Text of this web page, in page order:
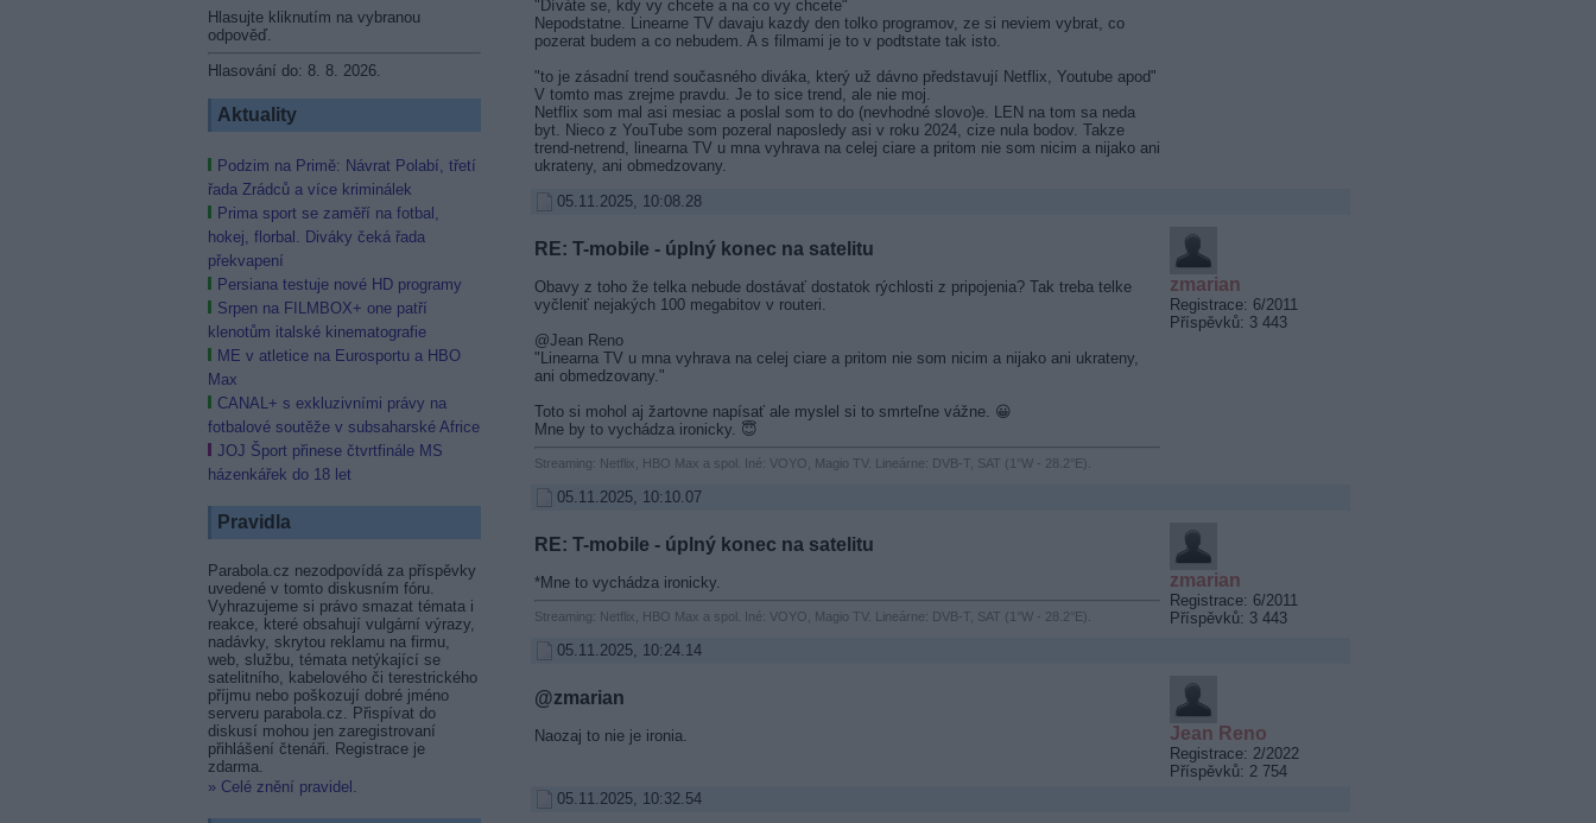
Hlasujte kliknutím na vybranou
odpověď.
Hlasování do: 8. 8. 2026.
Aktuality
Podzim na Primě: Návrat Polabí, třetí
řada Zrádců a více kriminálek
Prima sport se zaměří na fotbal,
hokej, florbal. Diváky čeká řada
překvapení
Persiana testuje nové HD programy
Srpen na FILMBOX+ one patří
klenotům italské kinematografie
ME v atletice na Eurosportu a HBO
Max
CANAL+ s exkluzivními právy na
fotbalové soutěže v subsaharské Africe
JOJ Šport přinese čtvrtfinále MS
házenkářek do 18 let
Pravidla
Parabola.cz nezodpovídá za příspěvky
uvedené v tomto diskusním fóru.
Vyhrazujeme si právo smazat témata i
reakce, které obsahují vulgární výrazy,
nadávky, skrytou reklamu na firmu,
web, službu, témata netýkající se
satelitního, kabelového či terestrického
příjmu nebo poškozují dobré jméno
serveru parabola.cz. Přispívat do
diskusí mohou jen zaregistrovaní
přihlášení čtenáři. Registrace je
zdarma.
» Celé znění pravidel .
"Díváte se, kdy vy chcete a na co vy chcete"
Nepodstatne. Linearne TV davaju kazdy den tolko programov, ze si neviem vybrat, co
pozerat budem a co nebudem. A s filmami je to v podtstate tak isto.
"to je zásadní trend současného diváka, který už dávno představují Netflix, Youtube apod"
V tomto mas zrejme pravdu. Je to sice trend, ale nie moj.
Netflix som mal asi mesiac a poslal som to do (nevhodné slovo)e. LEN na tom sa neda
byt. Nieco z YouTube som pozeral naposledy asi v roku 2024, cize nula bodov. Takze
trend-netrend, linearna TV u mna vyhrava na celej ciare a pritom nie som nicim a nijako ani
ukrateny, ani obmedzovany.
05.11.2025, 10:08.28
RE: T-mobile - úplný konec na satelitu
Obavy z toho že telka nebude dostávať dostatok rýchlosti z pripojenia? Tak treba telke
vyčleniť nejakých 100 megabitov v routeri.
@Jean Reno
"Linearna TV u mna vyhrava na celej ciare a pritom nie som nicim a nijako ani ukrateny,
ani obmedzovany."
Toto si mohol aj žartovne napísať ale myslel si to smrteľne vážne. 😀
Mne by to vychádza ironicky. 😇
Streaming: Netflix, HBO Max a spol. Iné: VOYO, Magio TV. Lineárne: DVB-T, SAT (1°W - 28.2°E).
zmarian
Registrace: 6/2011
Příspěvků: 3 443
05.11.2025, 10:10.07
RE: T-mobile - úplný konec na satelitu
*Mne to vychádza ironicky.
Streaming: Netflix, HBO Max a spol. Iné: VOYO, Magio TV. Lineárne: DVB-T, SAT (1°W - 28.2°E).
zmarian
Registrace: 6/2011
Příspěvků: 3 443
05.11.2025, 10:24.14
@zmarian
Naozaj to nie je ironia. Jean Reno
Registrace: 2/2022
Příspěvků: 2 754
05.11.2025, 10:32.54